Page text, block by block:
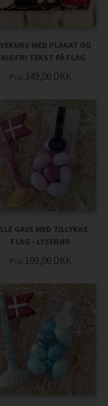
MED PLAKAT OG
TEKST PÅ FLAG
Pris 349,00 DKK
GAVE MED TILLYKKE
FLAG - LYSERØD
Pris 199,00 DKK